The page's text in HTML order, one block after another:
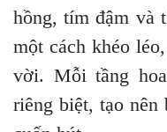
hồng, tím đậm và
một cách khéo
vời. Mỗi tầng
riêng biệt, tạo